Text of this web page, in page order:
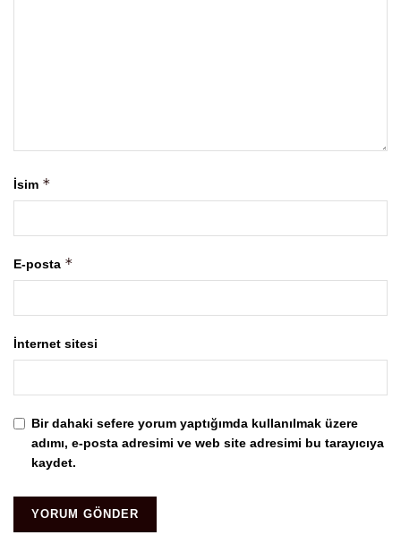
İsim *
E-posta *
İnternet sitesi
Bir dahaki sefere yorum yaptığımda kullanılmak üzere
adımı, e-posta adresimi ve web site adresimi bu tarayıcıya
kaydet.